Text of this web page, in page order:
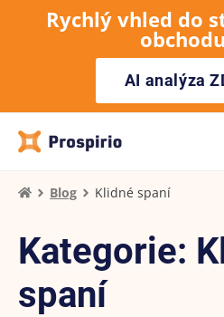
Rychlý vhled do
AI analýza
Blog Klidné spaní
Kategorie:
spaní